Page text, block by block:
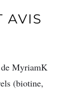
AVIS
de MyriamK
(biotine,